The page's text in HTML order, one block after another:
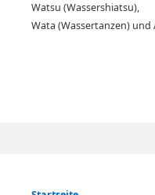
Watsu (Wassershiatsu),
Wata (Wassertanzen)